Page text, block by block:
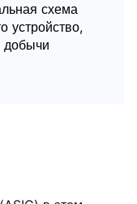
схема
устройство,
добычи